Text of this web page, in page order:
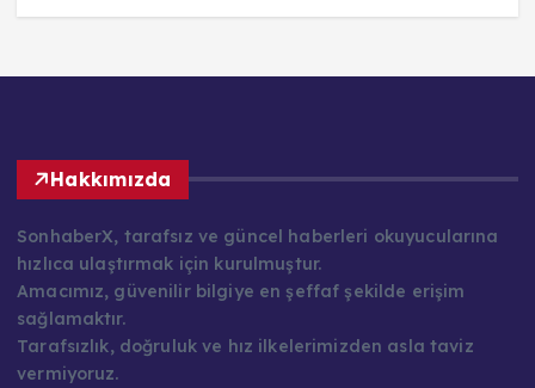
Hakkımızda
SonhaberX, tarafsız ve güncel haberleri okuyucularına
hızlıca ulaştırmak için kurulmuştur.
Amacımız, güvenilir bilgiye en şeffaf şekilde erişim
sağlamaktır.
Tarafsızlık, doğruluk ve hız ilkelerimizden asla taviz
vermiyoruz.